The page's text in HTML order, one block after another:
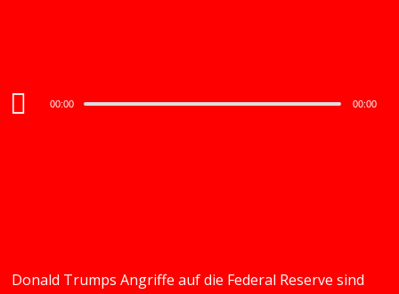
Audio
00:00 00:00
Donald Trumps Angriffe auf die Federal Reserve sind